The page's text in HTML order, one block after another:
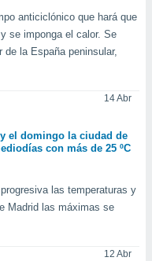
anticiclónico que hará que
se imponga el calor. Se
de la España peninsular,
14 Abr
el domingo la ciudad de
con más de 25 ºC
las temperaturas y
Madrid las máximas se
12 Abr